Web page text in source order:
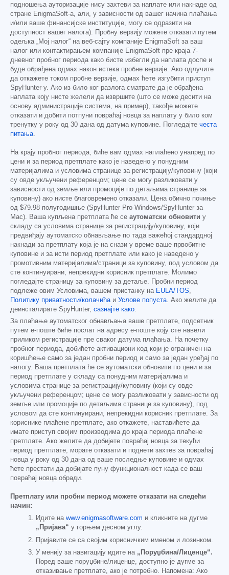
подношења ауторизације нису захтеви за наплате или накнаде од
стране EnigmaSoft-а, али, у зависности од вашег начина плаћања
и/или ваше финансијске институције, могу се одразити на
доступност вашег налога). Пробну верзију можете отказати путем
одељка „Мој налог“ на веб-сајту компаније EnigmaSoft за ваш
налог или контактирањем компаније EnigmaSoft пре краја 7-
дневног пробног периода како бисте избегли да наплата доспе и
буде обрађена одмах након истека пробне верзије. Ако одлучите
да откажете током пробне верзије, одмах ћете изгубити приступ
SpyHunter-у. Ако из било ког разлога сматрате да је обрађена
наплата коју нисте желели да извршите (што се може десити на
основу администрације система, на пример), такође можете
отказати и добити потпуни повраћај новца за наплату у било ком
тренутку у року од 30 дана од датума куповине. Погледајте честа
питања.
На крају пробног периода, биће вам одмах наплаћено унапред по
цени и за период претплате како је наведено у понудним
материјалима и условима странице за регистрацију/куповину (који
су овде укључени референцом; цене се могу разликовати у
зависности од земље или промоције по детаљима странице за
куповину) ако нисте благовремено отказали. Цена обично почиње
од $79.98 полугодишње (SpyHunter Pro Windows/SpyHunter за
Mac). Ваша купљена претплата ће се аутоматски обновити у
складу са условима странице за регистрацију/куповину, који
предвиђају аутоматско обнављање по тада важећој стандардној
накнади за претплату која је на снази у време ваше првобитне
куповине и за исти период претплате или како је наведено у
промотивним материјалима/страници за куповину, под условом да
сте континуирани, непрекидни корисник претплате. Молимо
погледајте страницу за куповину за детаље. Пробни период
подлеже овим Условима, вашем пристанку на EULA/TOS,
Политику приватности/колачићаи Услове попуста. Ако желите да
деинсталирате SpyHunter, сазнајте како.
За плаћање аутоматског обнављања ваше претплате, подсетник
путем е-поште биће послат на адресу е-поште коју сте навели
приликом регистрације пре сваког датума плаћања. На почетку
пробног периода, добићете активациони код који је ограничен на
коришћење само за један пробни период и само за један уређај по
налогу. Ваша претплата ће се аутоматски обновити по цени и за
период претплате у складу са понудним материјалима и
условима странице за регистрацију/куповину (који су овде
укључени референцом; цене се могу разликовати у зависности од
земље или промоције по детаљима странице за куповину), под
условом да сте континуирани, непрекидни корисник претплате. За
кориснике плаћене претплате, ако откажете, наставићете да
имате приступ својим производима до краја периода плаћене
претплате. Ако желите да добијете повраћај новца за текући
период претплате, морате отказати и поднети захтев за повраћај
новца у року од 30 дана од ваше последње куповине и одмах
ћете престати да добијате пуну функционалност када се ваш
повраћај новца обради.
Претплату или пробни период можете отказати на следећи
начин:
Идите на www.enigmasoftware.com и кликните на дугме
„Пријава“ у горњем десном углу.
Пријавите се са својим корисничким именом и лозинком.
У менију за навигацију идите на „Поруџбина/Лиценце“.
Поред ваше поруџбине/лиценце, доступно је дугме за
отказивање претплате, ако је потребно. Напомена: Ако